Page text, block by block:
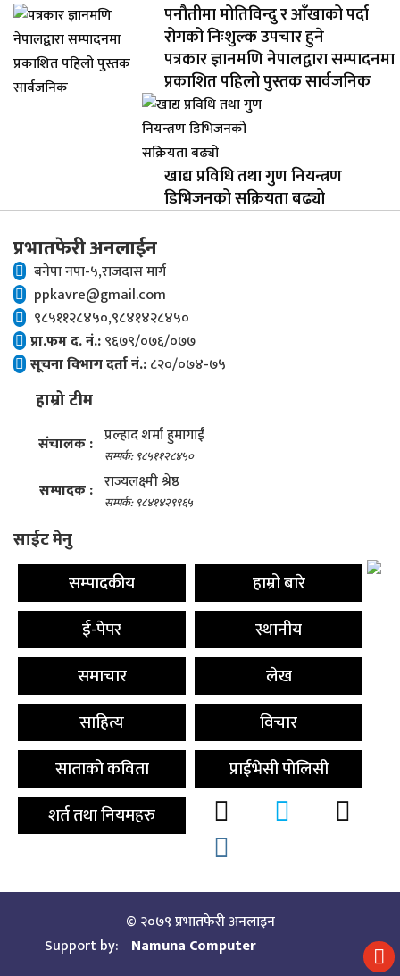
पनौतीमा मोतिविन्दु र आँखाको पर्दा
रोगको निःशुल्क उपचार हुने
पत्रकार ज्ञानमणि नेपालद्वारा सम्पादनमा
प्रकाशित पहिलो पुस्तक सार्वजनिक
खाद्य प्रविधि तथा गुण नियन्त्रण
डिभिजनको सक्रियता बढ्यो
प्रभातफेरी अनलाईन
बनेपा नपा-५,राजदास मार्ग
ppkavre@gmail.com
९८५११२८४५०,९८४१४२८४५०
प्रा.फम द. नं.:९६७९/०७६/०७७
सूचना विभाग दर्ता नं.:८२०/०७४-७५
हाम्रो टीम
संचालक : प्रल्हाद शर्मा हुमागाईं
सम्पर्क: ९८५११२८४५०
सम्पादक : राज्यलक्ष्मी श्रेष्ठ
सम्पर्क: ९८४१४२९९६५
साईट मेनु
सम्पादकीय
हाम्रो बारे
ई-पेपर
स्थानीय
समाचार
लेख
साहित्य
विचार
साताको कविता
प्राईभेसी पोलिसी
शर्त तथा नियमहरु
© २०७९ प्रभातफेरी अनलाइन
Support by: Namuna Computer